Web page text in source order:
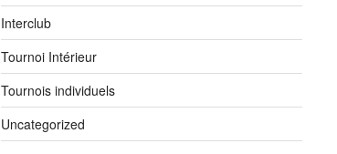
Interclub
Tournoi Intérieur
Tournois individuels
Uncategorized